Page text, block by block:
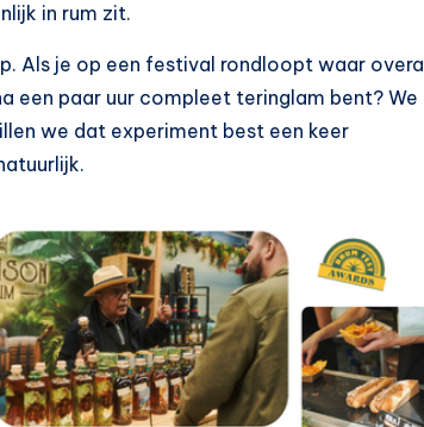
in rum zit.
Als je op een festival rondloopt waar overal
een paar uur compleet teringlam bent? We
we dat experiment best een keer